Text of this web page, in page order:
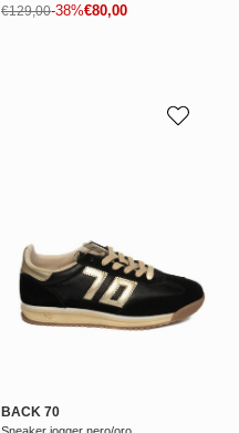
Prezzo di vendita
€80,00
Prezzo normale
€129,00-38%
BACK 70
Sneaker jogger nero/oro